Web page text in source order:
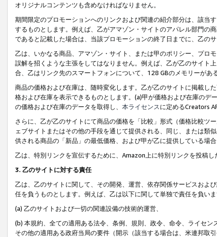
オリジナルコンテンツも含めなければなりません。
期間限定のプロモーションへのリンクおよび関連の紹介部分は、該当
するものとします。例えば、乙がアマゾン・サイトのアパレル部門の
であると記載した場合は、当該プロモーションの終了日までに、乙の
乙は、いかなる商品、アマゾン・サイト、または甲のポリシー、プロ
誤解を招くような主張をしてはなりません。例えば、乙が乙のサイト
合、乙はリンク先のスマートフォンについて、128 GBのメモリーがあ
商品の価格および在庫は、随時変化します。乙が乙のサイトに掲載し
格および在庫を表示できるものとします。(a)甲が価格および在庫の
の価格および在庫のデータを取得し、 本ライセンスに定めるCreators
さらに、乙が乙のサイトにて商品の価格を「比較」形式（価格比較ツ
ェブサイトまたはその他の手段を通じて提供される、同じ、または類
供される商品の「新品」の最低価格、および甲が乙に提供している場
乙は、特別リンクを宣伝するために、Amazon上に特別リンクを投稿
3. 乙のサイトに対する責任
乙は、乙のサイトに関して、その開発、運営、依存関係サービスおよ
任を負うものとします。例えば、乙は以下に関して単独で責任を負い
(a) 乙のサイトおよび一切の関連設備の技術的運営、
(b) 本規約、全ての適用ある法令、条例、規則、政令、命令、ライセ
その他の適用ある政府当局の要件（開示（該当する場合は、米連邦取